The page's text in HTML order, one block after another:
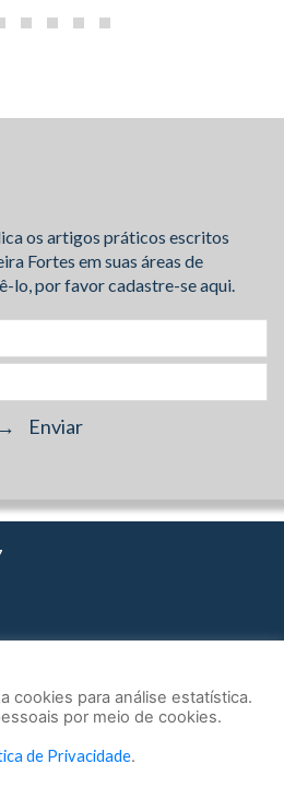
os artigos práticos escritos
Fortes em suas áreas de
lo, por favor cadastre-se aqui.
cookies para análise estatística.
por meio de cookies.
de Privacidade.